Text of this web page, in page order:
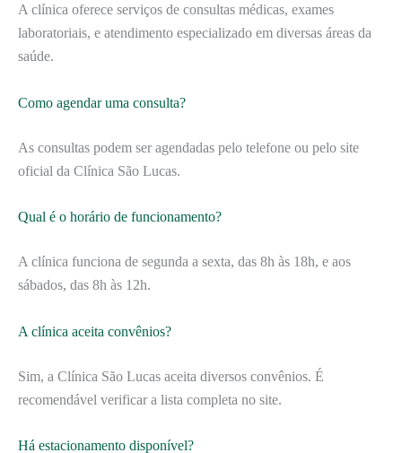
A clínica oferece serviços de consultas médicas, exames
laboratoriais, e atendimento especializado em diversas áreas da
saúde.
Como agendar uma consulta?
As consultas podem ser agendadas pelo telefone ou pelo site
oficial da Clínica São Lucas.
Qual é o horário de funcionamento?
A clínica funciona de segunda a sexta, das 8h às 18h, e aos
sábados, das 8h às 12h.
A clínica aceita convênios?
Sim, a Clínica São Lucas aceita diversos convênios. É
recomendável verificar a lista completa no site.
Há estacionamento disponível?